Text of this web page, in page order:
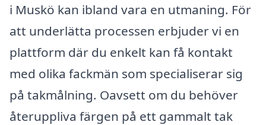
i Muskö kan ibland vara en utmaning. För
att underlätta processen erbjuder vi en
plattform där du enkelt kan få kontakt
med olika fackmän som specialiserar sig
på takmålning. Oavsett om du behöver
återuppliva färgen på ett gammalt tak